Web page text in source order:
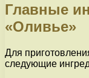
Главные
«Оливье»
Для
следующие